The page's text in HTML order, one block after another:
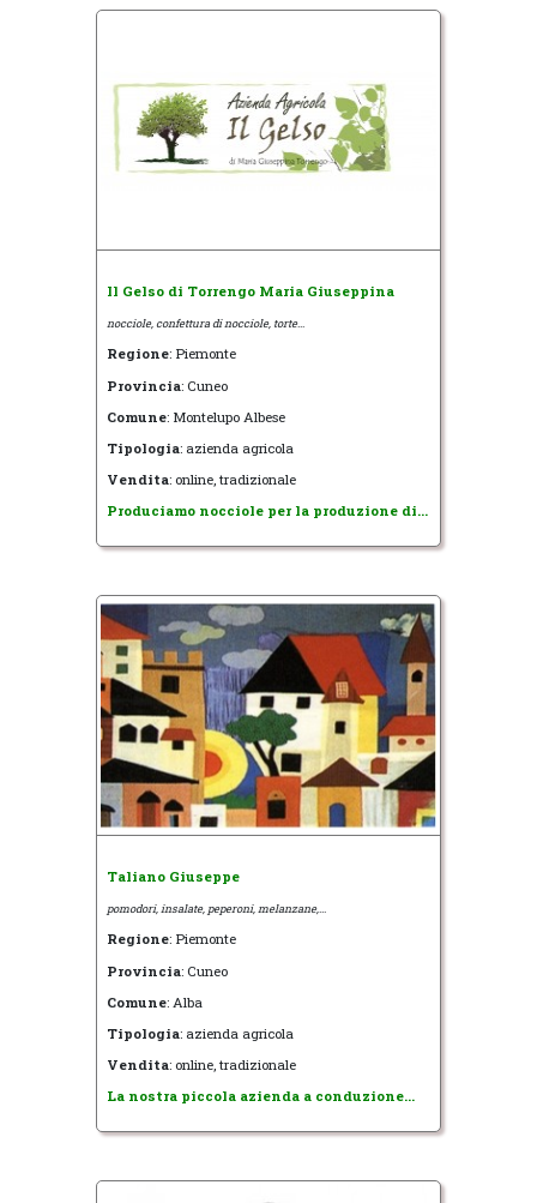
Il Gelso di Torrengo Maria Giuseppina
nocciole, confettura di nocciole, torte...
Regione: Piemonte
Provincia: Cuneo
Comune: Montelupo Albese
Tipologia: azienda agricola
Vendita: online, tradizionale
Produciamo nocciole per la produzione di...
Taliano Giuseppe
pomodori, insalate, peperoni, melanzane,...
Regione: Piemonte
Provincia: Cuneo
Comune: Alba
Tipologia: azienda agricola
Vendita: online, tradizionale
La nostra piccola azienda a conduzione...